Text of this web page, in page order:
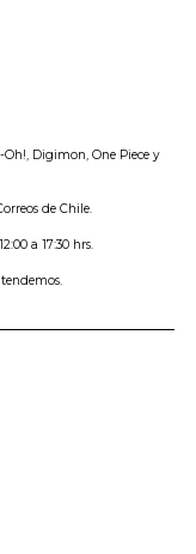
Oh!, Digimon, One Piece y
de Chile.
a 17:30 hrs.